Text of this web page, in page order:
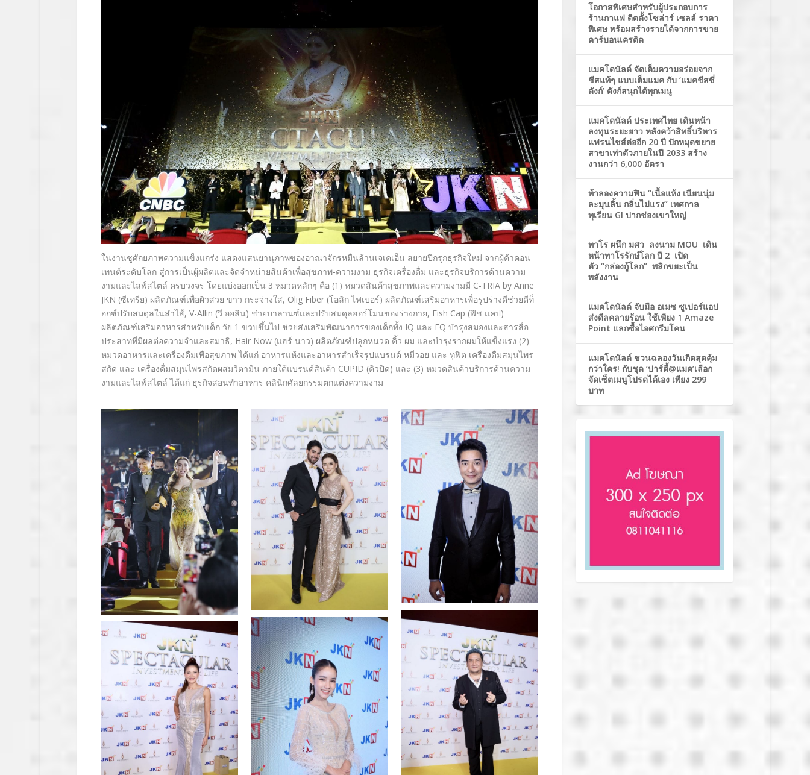
ในงานชูศักยภาพความแข็งแกร่ง แสดงแสนยานุภาพของอาณาจักรหมื่นล้านเจเคเอ็น สยายปีกรุกธุรกิจใหม่ จากผู้ค้าคอน
เทนต์ระดับโลก สู่การเป็นผู้ผลิตและจัดจำหน่ายสินค้าเพื่อสุขภาพ-ความงาม ธุรกิจเครื่องดื่ม และธุรกิจบริการด้านความ
งามและไลฟ์สไตล์ ครบวงจร โดยแบ่งออกเป็น 3 หมวดหลักๆ คือ (1) หมวดสินค้าสุขภาพและความงามมี C-TRIA by Anne
JKN (ซีเทรีย) ผลิตภัณฑ์เพื่อผิวสวย ขาว กระจ่างใส, Olig Fiber(โอลิก ไฟเบอร์) ผลิตภัณฑ์เสริมอาหารเพื่อรูปร่างดีช่วยดีท็
อกซ์ปรับสมดุลในลำไส้, V-Allin (วี ออลิน) ช่วยบาลานซ์และปรับสมดุลฮอร์โมนของร่างกาย, Fish Cap (ฟิช แคป)
ผลิตภัณฑ์เสริมอาหารสำหรับเด็ก วัย 1 ขวบขึ้นไป ช่วยส่งเสริมพัฒนาการของเด็กทั้ง IQ และ EQ บำรุงสมองและสารสื่อ
ประสาทที่มีผลต่อความจำและสมาธิ, Hair Now(แฮร์ นาว) ผลิตภัณฑ์ปลูกหนวด คิ้ว ผม และบำรุงรากผมให้แข็งแรง (2)
หมวดอาหารและเครื่องดื่มเพื่อสุขภาพ ได้แก่ อาหารแห้งและอาหารสำเร็จรูปแบรนด์ หมี่วอย และ ทูฟิต เครื่องดื่มสมุนไพร
สกัด และ เครื่องดื่มสมุนไพรสกัดผสมวิตามิน ภายใต้แบรนด์สินค้า CUPID (คิวปิด) และ (3) หมวดสินค้าบริการด้านความ
งามและไลฟ์สไตล์ ได้แก่ ธุรกิจสอนทำอาหาร คลินิกศัลยกรรมตกแต่งความงาม
โอกาสพิเศษสำหรับผู้ประกอบการ
ร้านกาแฟ ติดตั้งโซล่าร์ เซลล์ ราคา
พิเศษ พร้อมสร้างรายได้จากการขาย
คาร์บอนเครดิต
แมคโดนัลด์ จัดเต็มความอร่อยจาก
ชีสแท้ๆ แบบเต็มแมค กับ ‘แมคชีสซี่
ดังก์’ ดังก์สนุกได้ทุกเมนู
แมคโดนัลด์ ประเทศไทย เดินหน้า
ลงทุนระยะยาว หลังคว้าสิทธิ์บริหาร
แฟรนไชส์ต่ออีก 20 ปี ปักหมุดขยาย
สาขาเท่าตัวภายในปี 2033 สร้าง
งานกว่า 6,000 อัตรา
ท้าลองความฟิน “เนื้อแห้ง เนียนนุ่ม
ละมุนลิ้น กลิ่นไม่แรง” เทศกาล
ทุเรียน GI ปากช่องเขาใหญ่
ทาโร ผนึก มศว ลงนาม MOU เดิน
หน้าทาโรรักษ์โลก ปี 2 เปิด
ตัว “กล่องกู้โลก” พลิกขยะเป็น
พลังงาน
แมคโดนัลด์ จับมือ อเมซ ซูเปอร์แอป
ส่งดีลคลายร้อน ใช้เพียง 1 Amaze
Point แลกซื้อไอศกรีมโคน
แมคโดนัลด์ ชวนฉลองวันเกิดสุดคุ้ม
กว่าใคร! กับชุด ‘ปาร์ตี้@แมค’เลือก
จัดเซ็ตเมนูโปรดได้เอง เพียง 299
บาท